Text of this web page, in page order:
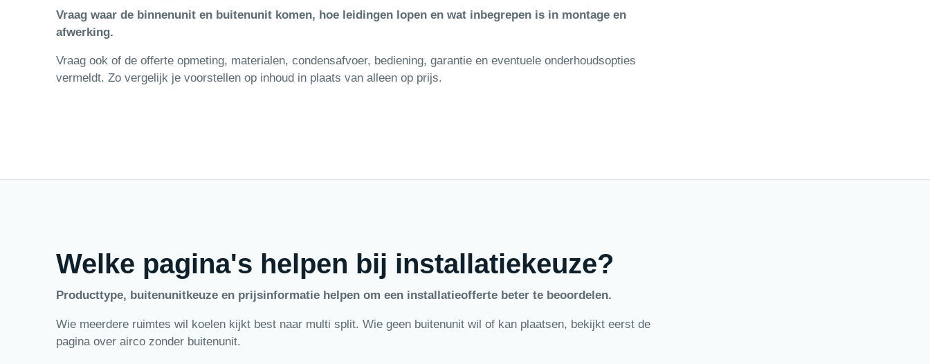
Vraag waar de binnenunit en buitenunit komen, hoe leidingen lopen en wat inbegrepen is in montage en
afwerking.
Vraag ook of de offerte opmeting, materialen, condensafvoer, bediening, garantie en eventuele onderhoudsopties
vermeldt. Zo vergelijk je voorstellen op inhoud in plaats van alleen op prijs.
Welke pagina's helpen bij installatiekeuze?
Producttype, buitenunitkeuze en prijsinformatie helpen om een installatieofferte beter te beoordelen.
Wie meerdere ruimtes wil koelen kijkt best naar multi split. Wie geen buitenunit wil of kan plaatsen, bekijkt eerst de
pagina over airco zonder buitenunit.